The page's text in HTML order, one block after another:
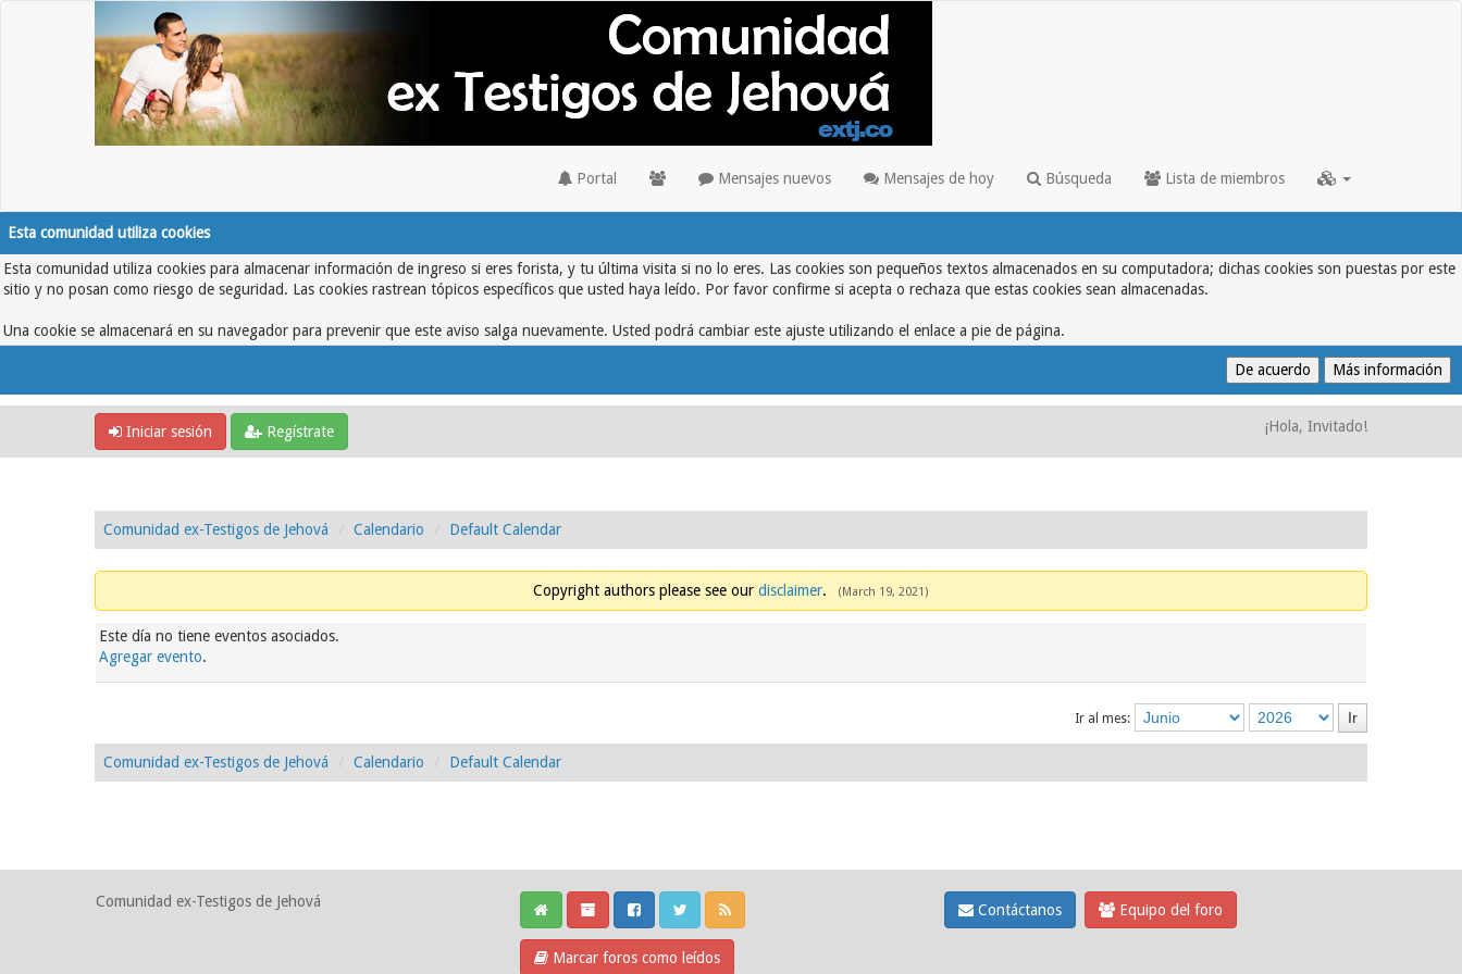
Portal Mensajes nuevos Mensajes de hoy Búsqueda Lista de miembros
Esta comunidad utiliza cookies
Esta comunidad utiliza cookies para almacenar información de ingreso si eres forista, y tu última visita si no lo eres. Las cookies son pequeños textos almacenados en su computadora; dichas cookies son puestas por este
sitio y no posan como riesgo de seguridad. Las cookies rastrean tópicos específicos que usted haya leído. Por favor confirme si acepta o rechaza que estas cookies sean almacenadas.
Una cookie se almacenará en su navegador para prevenir que este aviso salga nuevamente. Usted podrá cambiar este ajuste utilizando el enlace a pie de página.
Iniciar sesión Regístrate ¡Hola, Invitado!
Comunidad ex-Testigos de Jehová Calendario Default Calendar
Copyright authors please see our disclaimer. (March 19, 2021)
Este día no tiene eventos asociados.
Agregar evento.
Ir al mes:
Comunidad ex-Testigos de Jehová Calendario Default Calendar
Comunidad ex-Testigos de Jehová
Marcar foros como leídos
Contáctanos Equipo del foro